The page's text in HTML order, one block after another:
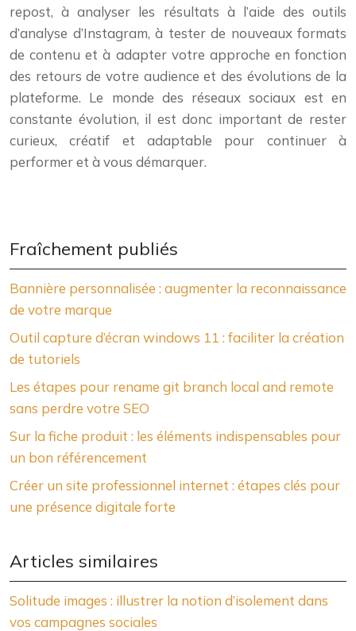
repost, à analyser les résultats à l’aide des outils
d’analyse d’Instagram, à tester de nouveaux formats
de contenu et à adapter votre approche en fonction
des retours de votre audience et des évolutions de la
plateforme. Le monde des réseaux sociaux est en
constante évolution, il est donc important de rester
curieux, créatif et adaptable pour continuer à
performer et à vous démarquer.
Fraîchement publiés
Bannière personnalisée : augmenter la reconnaissance
de votre marque
Outil capture d’écran windows 11 : faciliter la création
de tutoriels
Les étapes pour rename git branch local and remote
sans perdre votre SEO
Sur la fiche produit : les éléments indispensables pour
un bon référencement
Créer un site professionnel internet : étapes clés pour
une présence digitale forte
Articles similaires
Solitude images : illustrer la notion d’isolement dans
vos campagnes sociales